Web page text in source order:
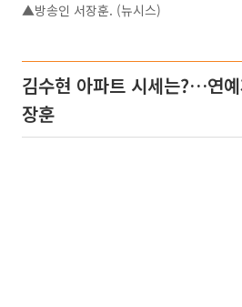
▲방송인 서장훈. (뉴시스)
김수현 아파트 시세는?…연
장훈